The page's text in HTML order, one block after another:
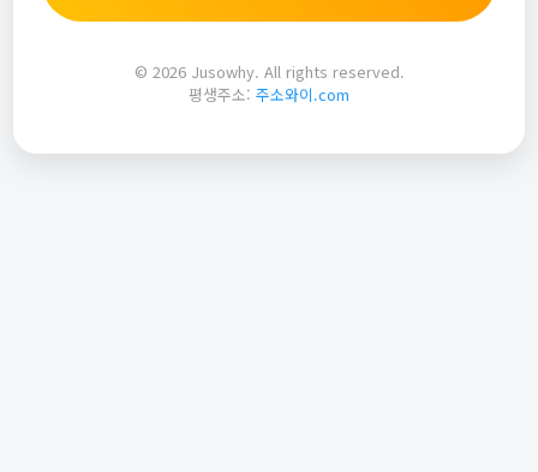
© 2026 Jusowhy. All rights reserved.
평생주소: 주소와이.com